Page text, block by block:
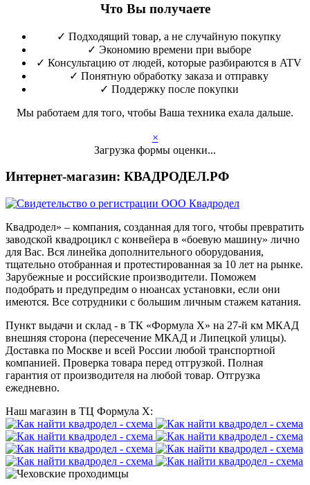
Что Вы получаете
✓ Подходящий товар, а не случайную покупку
✓ Экономию времени при выборе
✓ Консультацию от людей, которые разбираются в ATV
✓ Понятную обработку заказа и отправку
✓ Поддержку после покупки
Мы работаем для того, чтобы Ваша техника ехала дальше.
×
Загрузка формы оценки...
Интернет-магазин: КВАДРОДЕЛ.РФ
Квадродел» – компания, созданная для того, чтобы превратить
заводской квадроцикл с конвейера в «боевую машину» лично
для Вас. Вся линейка дополнительного оборудования,
тщательно отобранная и протестированная за 10 лет на рынке.
Зарубежные и российские производители. Поможем
подобрать и предупредим о нюансах установки, если они
имеются. Все сотрудники с большим личным стажем катания.
Пункт выдачи и склад - в ТК «Формула X» на 27-й км МКАД
внешняя сторона (пересечение МКАД и Липецкой улицы).
Доставка по Москве и всей России любой транспортной
компанией. Проверка товара перед отгрузкой. Полная
гарантия от производителя на любой товар. Отгрузка
ежедневно.
Наш магазин в ТЦ Формула Х: